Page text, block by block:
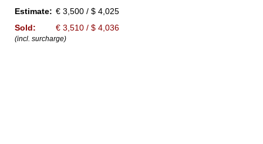
Estimate: € 3,500 / $ 4,025
Sold:
€ 3,510 / $ 4,036
(incl. surcharge)